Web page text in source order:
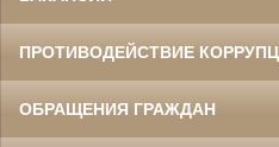
ПРОТИВОДЕЙСТВИЕ
ОБРАЩЕНИЯ ГРАЖДАН